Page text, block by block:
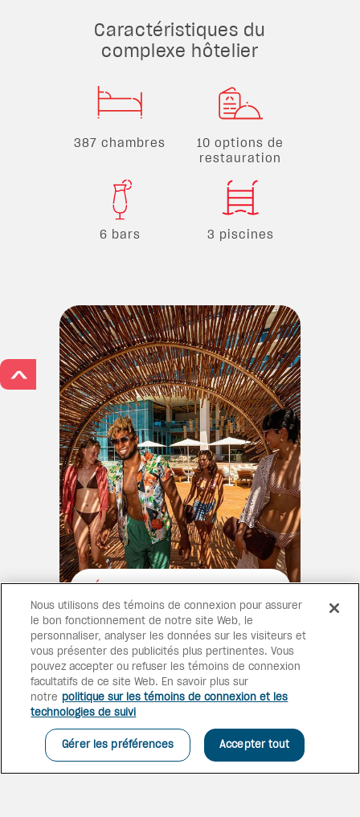
Caractéristiques du
complexe hôtelier
387 chambres
10 options de
restauration
6 bars 3 piscines
Le complexe hôtelier idéal pour
les jeunes voyageurs adultes à
la recherche d’un confort
décontracté, de plaisirs simples
et d’une atmosphère terre-à-
terre.
Nous utilisons des témoins de connexion pour assurer
le bon fonctionnement de notre site Web, le
personnaliser, analyser les données sur les visiteurs et
vous présenter des publicités plus pertinentes. Vous
pouvez accepter ou refuser les témoins de connexion
facultatifs de ce site Web. En savoir plus sur
notre politique sur les témoins de connexion et les
technologies de suivi
Gérer les préférences Accepter tout